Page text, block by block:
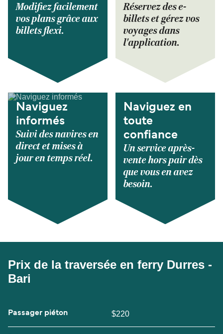
Modifiez facilement
vos plans grâce aux
billets flexi.
Réservez des e-
billets et gérez vos
voyages dans
l'application.
Naviguez
informés
Suivi des navires en
direct et mises à
jour en temps réel.
Naviguez en
toute
confiance
Un service après-
vente hors pair dès
que vous en avez
besoin.
Prix de la traversée en ferry Durres -
Bari
Passager piéton $220